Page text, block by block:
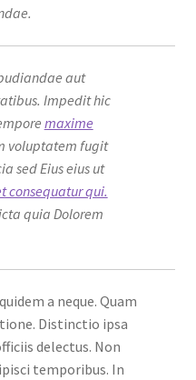
aut
Impedit hic
maxime
voluptatem fugit
sed Eius eius ut
consequatur qui.
quia Dolorem
a neque. Quam
Distinctio ipsa
delectus. Non
temporibus. In